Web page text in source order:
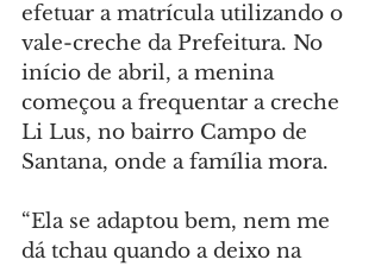
efetuar a matrícula utilizando o
vale-creche da Prefeitura. No
início de abril, a menina
começou a frequentar a creche
Li Lus, no bairro Campo de
Santana, onde a família mora.
“Ela se adaptou bem, nem me
dá tchau quando a deixo na